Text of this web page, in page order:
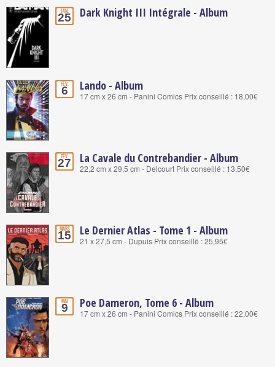
Jan.
25 Dark Knight III Intégrale - Album
Fév.
6 Lando - Album
17 cm x 26 cm - Panini Comics Prix conseillé : 18,00€
Fév.
27 La Cavale du Contrebandier - Album
22,2 cm x 29,5 cm - Delcourt Prix conseillé : 13,50€
Mars
15 Le Dernier Atlas - Tome 1 - Album
21 x 27,5 cm - Dupuis Prix conseillé : 25,95€
Mai
9 Poe Dameron, Tome 6 - Album
17 cm x 26 cm - Panini Comics Prix conseillé : 22,00€